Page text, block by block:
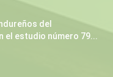
del
el estudio número 79...